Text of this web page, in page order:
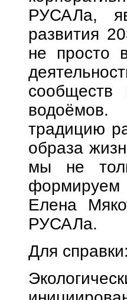
РУСАЛа,
развития
не просто
традицию
образа
мы не
Елена
РУСАЛа.
Для справки: